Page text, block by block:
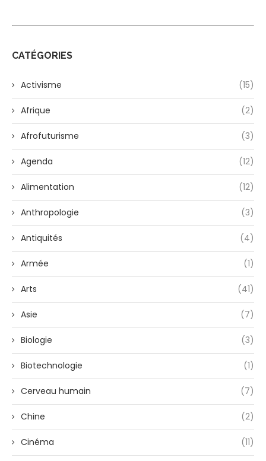
CATÉGORIES
Activisme (15)
Afrique (2)
Afrofuturisme (3)
Agenda (12)
Alimentation (12)
Anthropologie (3)
Antiquités (4)
Armée (1)
Arts (41)
Asie (7)
Biologie (3)
Biotechnologie (1)
Cerveau humain (7)
Chine (2)
Cinéma (11)